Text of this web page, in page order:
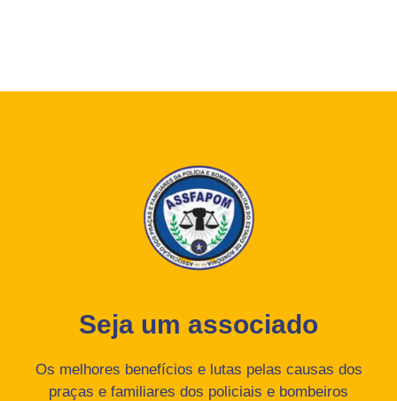
Seja um associado
Os melhores benefícios e lutas pelas causas dos
praças e familiares dos policiais e bombeiros